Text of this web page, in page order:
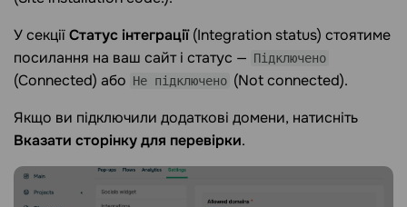
У секціїСтатус інтеграції(Integration status) стоятиме
посилання на ваш сайт і статус — Підключено
(Connected) або Не підключено (Not connected).
Якщо ви підключили додаткові домени, натисніть
Вказати сторінку для перевірки.